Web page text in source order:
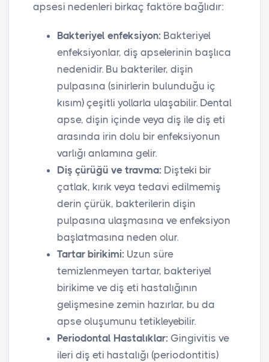
apsesi nedenleri birkaç faktöre bağlıdır:
Bakteriyel enfeksiyon: Bakteriyel
enfeksiyonlar, diş apselerinin başlıca
nedenidir. Bu bakteriler, dişin
pulpasına (sinirlerin bulunduğu iç
kısım) çeşitli yollarla ulaşabilir. Dental
apse, dişin içinde veya diş ile diş eti
arasında irin dolu bir enfeksiyonun
varlığı anlamına gelir.
Diş çürüğü ve travma: Dişteki bir
çatlak, kırık veya tedavi edilmemiş
derin çürük, bakterilerin dişin
pulpasına ulaşmasına ve enfeksiyon
başlatmasına neden olur.
Tartar birikimi: Uzun süre
temizlenmeyen tartar, bakteriyel
birikime ve diş eti hastalığının
gelişmesine zemin hazırlar, bu da
apse oluşumunu tetikleyebilir.
Periodontal Hastalıklar: Gingivitis ve
ileri diş eti hastalığı (periodontitis)